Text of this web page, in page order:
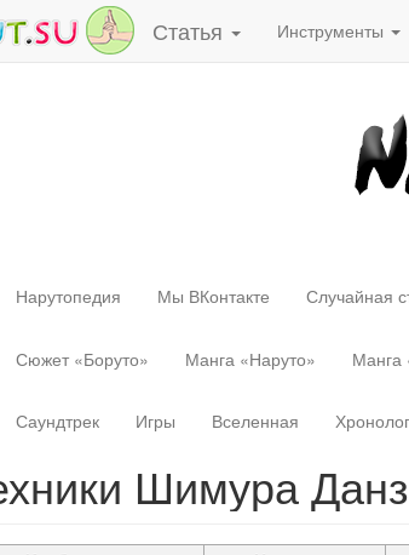
Статья Инструменты
Нарутопедия Мы ВКонтакте Случайная
Сюжет «Боруто» Манга «Наруто» Манга
Саундтрек Игры Вселенная
Шимура